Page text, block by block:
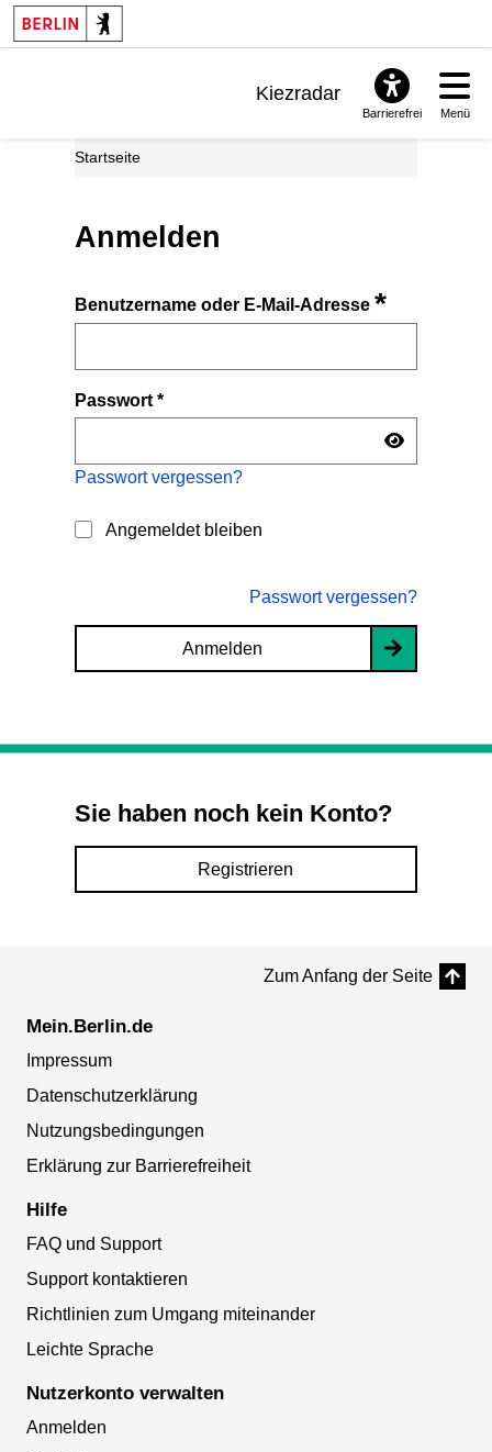
Kiezradar
Barrierefrei Menü
Startseite
Anmelden
Benutzername oder E-Mail-Adresse*
Passwort*
Passwort vergessen?
Angemeldet bleiben
Passwort vergessen?
Anmelden
Sie haben noch kein Konto?
Registrieren
Zum Anfang der Seite
Mein.Berlin.de
Impressum
Datenschutzerklärung
Nutzungsbedingungen
Erklärung zur Barrierefreiheit
Hilfe
FAQ und Support
Support kontaktieren
Richtlinien zum Umgang miteinander
Leichte Sprache
Nutzerkonto verwalten
Anmelden